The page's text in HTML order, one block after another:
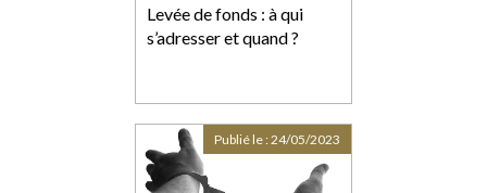
Levée de fonds : à qui
s’adresser et quand ?
Publié le :24/05/2023